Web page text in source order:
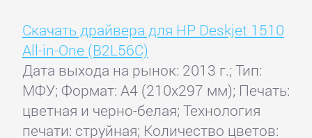
Скачать драйвера для HP Deskjet 1510
All-in-One (B2L56C)
Дата выхода на рынок: 2013 г.; Тип:
МФУ; Формат: A4 (210x297 мм); Печать:
цветная и черно-белая; Технология
печати: струйная; Количество цветов: